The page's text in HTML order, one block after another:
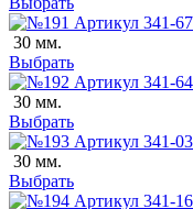
30 мм.
Выбрать
30 мм.
Выбрать
30 мм.
Выбрать